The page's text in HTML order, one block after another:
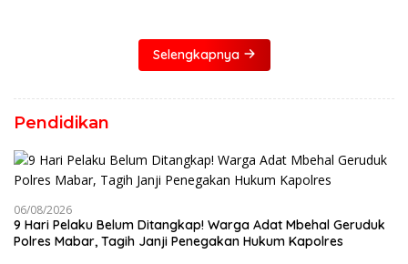
Selengkapnya
Pendidikan
06/08/2026
9 Hari Pelaku Belum Ditangkap! Warga Adat Mbehal Geruduk
Polres Mabar, Tagih Janji Penegakan Hukum Kapolres